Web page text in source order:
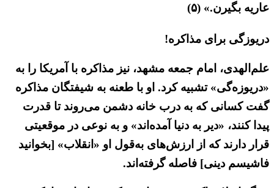
عاریه بگیرن.» (۵)
دریوزگی برای مذاکره!
علم‌الهدی، امام جمعه مشهد، نیز مذاکره با آمریکا را به
«دریوزه‌گی» تشبیه کرد. او با طعنه به شیفتگان مذاکره
گفت کسانی که به درب خانه دشمن می‌روند تا قدرت
پیدا کنند، «دیر به دنیا آمده‌اند» و به نوعی در موقعیتی
قرار دارند که از ارزش‌های به‌قول او «انقلاب» [بخوانید
فاشیسم دینی] فاصله گرفته‌اند.